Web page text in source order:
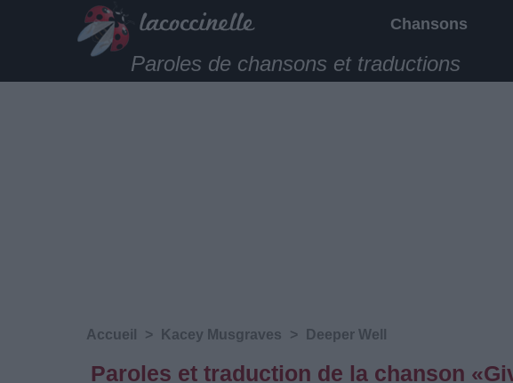
Chansons
Paroles de chansons et traductions
Accueil > Kacey Musgraves > Deeper Well
Paroles et traduction de la chanson